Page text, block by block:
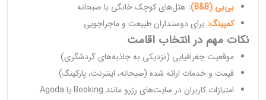
بی‌بی (B&B):
هتل‌های کوچک خانگی با صبحانه
کمپینگ: برای دوستداران طبیعت و ماجراجویی
نکات مهم در انتخاب اقامت
موقعیت جغرافیایی (نزدیکی به جاذبه‌های گردشگری)
قیمت و خدمات ارائه شده (صبحانه، اینترنت، پارکینگ)
امتیازات کاربران در سایت‌های رزرو مانند Booking یا Agoda